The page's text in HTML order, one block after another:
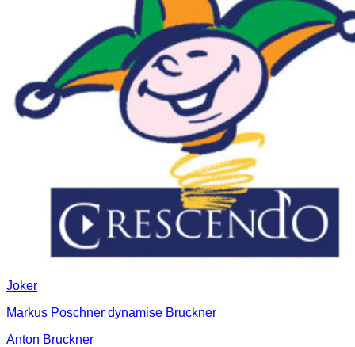
Joker
Markus Poschner dynamise Bruckner
Anton Bruckner